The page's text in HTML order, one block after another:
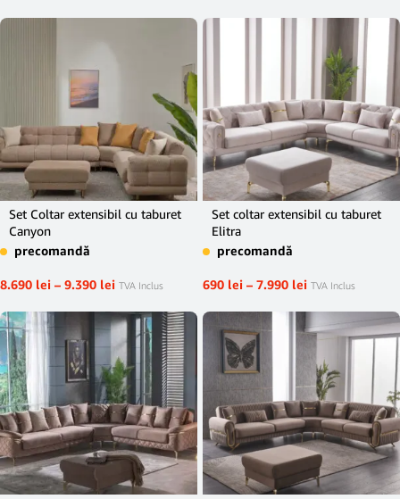
Set Coltar extensibil cu taburet
Canyon
precomandă
8.690 lei – 9.390 lei TVA Inclus
Set coltar extensibil cu taburet
Elitra
precomandă
690 lei – 7.990 lei TVA Inclus